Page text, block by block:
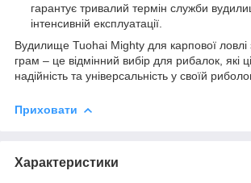
гарантує тривалий термін служби
інтенсивній експлуатації.
Вудилище Tuohai Mighty для карпової ловлі
грам – це відмінний вибір для рибалок, які
надійність та універсальність у своїй
Приховати
Характеристики